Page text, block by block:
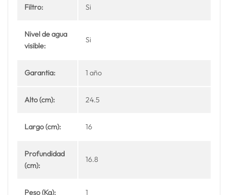
Filtro: Si
Nivel de agua
visible:
Si
Garantia: 1 año
Alto (cm): 24.5
Largo (cm): 16
Profundidad
(cm):
16.8
Peso (Kg): 1